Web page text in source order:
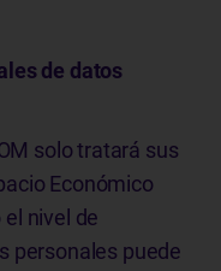
de datos
solo tratará sus
Económico
nivel de
personales puede